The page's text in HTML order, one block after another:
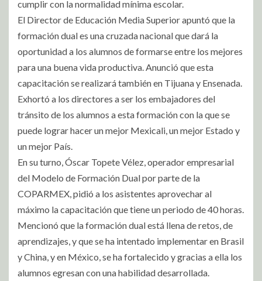
cumplir con la normalidad mínima escolar.
El Director de Educación Media Superior apuntó que la
formación dual es una cruzada nacional que dará la
oportunidad a los alumnos de formarse entre los mejores
para una buena vida productiva. Anunció que esta
capacitación se realizará también en Tijuana y Ensenada.
Exhortó a los directores a ser los embajadores del
tránsito de los alumnos a esta formación con la que se
puede lograr hacer un mejor Mexicali, un mejor Estado y
un mejor País.
En su turno, Óscar Topete Vélez, operador empresarial
del Modelo de Formación Dual por parte de la
COPARMEX, pidió a los asistentes aprovechar al
máximo la capacitación que tiene un periodo de 40 horas.
Mencionó que la formación dual está llena de retos, de
aprendizajes, y que se ha intentado implementar en Brasil
y China, y en México, se ha fortalecido y gracias a ella los
alumnos egresan con una habilidad desarrollada.